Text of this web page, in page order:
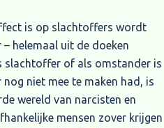
is op slachtoffers wordt
helemaal uit de doeken
slachtoffer of als omstander is
niet mee te maken had, is
wereld van narcisten en
mensen zover krijgen